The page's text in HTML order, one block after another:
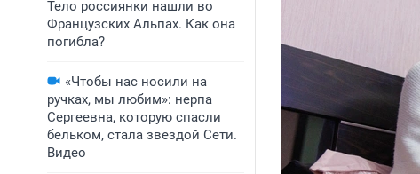
Тело россиянки нашли во
Французских Альпах. Как она
погибла?
«Чтобы нас носили на
ручках, мы любим»: нерпа
Сергеевна, которую спасли
бельком, стала звездой Сети.
Видео